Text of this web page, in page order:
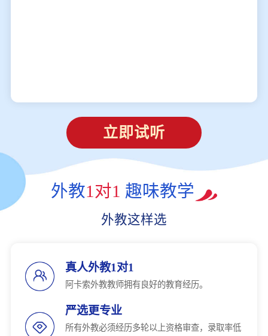
立即试听
外教1对1 趣味教学
外教这样选
真人外教1对1
阿卡索外教教师拥有良好的教育经历。
严选更专业
所有外教必须经历多轮以上资格审查，录取率低